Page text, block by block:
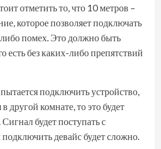
отметить то, что 10 метров –
которое позволяет подключать
помех. Это должно быть
есть без каких-либо препятствий
подключить устройство,
другой комнате, то это будет
будет поступать с
девайс будет сложно.